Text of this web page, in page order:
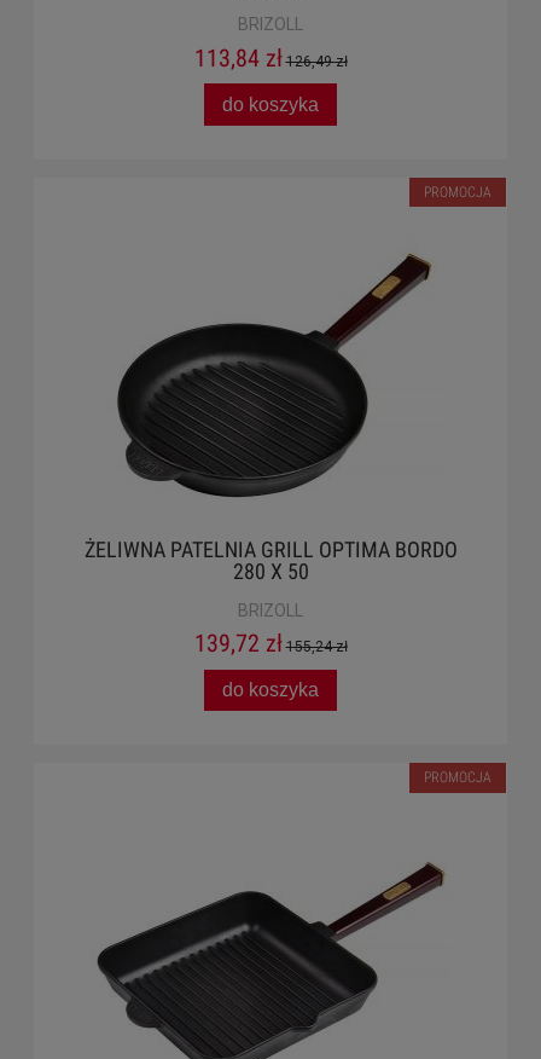
BRIZOLL
113,84 zł 126,49 zł
do koszyka
ŻELIWNA PATELNIA GRILL OPTIMA BORDO
280 X 50
BRIZOLL
139,72 zł 155,24 zł
do koszyka
PROMOCJA
PROMOCJA